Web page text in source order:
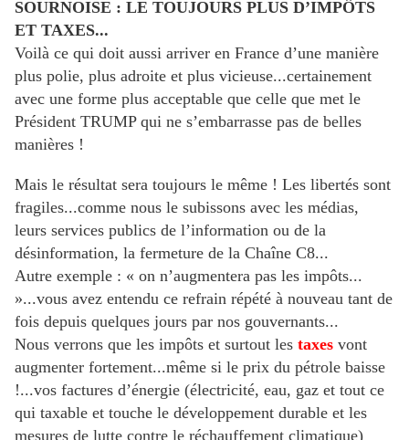
SOURNOISE : LE TOUJOURS PLUS D’IMPÔTS
ET TAXES...
Voilà ce qui doit aussi arriver en France d’une manière
plus polie, plus adroite et plus vicieuse...certainement
avec une forme plus acceptable que celle que met le
Président TRUMP qui ne s’embarrasse pas de belles
manières !
Mais le résultat sera toujours le même ! Les libertés sont
fragiles...comme nous le subissons avec les médias,
leurs services publics de l’information ou de la
désinformation, la fermeture de la Chaîne C8...
Autre exemple : « on n’augmentera pas les impôts...
»...vous avez entendu ce refrain répété à nouveau tant de
fois depuis quelques jours par nos gouvernants...
Nous verrons que les impôts et surtout les taxes vont
augmenter fortement...même si le prix du pétrole baisse
!...vos factures d’énergie (électricité, eau, gaz et tout ce
qui taxable et touche le développement durable et les
mesures de lutte contre le réchauffement climatique)